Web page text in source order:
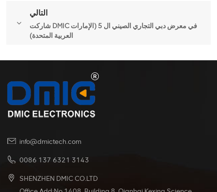
التالي
شاركت DMIC في معرض دبي التجاري الصيني ال 5 (الإمارات
العربية المتحدة)
info@dmictech.com
0086 137 6321 3143
SHENZHEN DMIC CO.LTD